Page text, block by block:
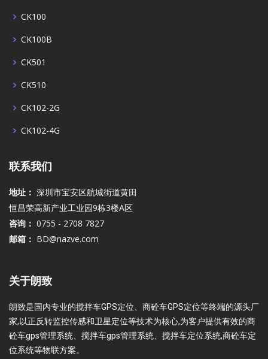
CK100
CK100B
CK501
CK510
CK102-2G
CK102-4G
联系我们
地址： 深圳市宝安区航城街道黄田
恒昌荣高新产业工业园9栋3楼A区
咨询： 0755 - 2708 7827
邮箱： BD@nazve.com
关于朗致
朗致是国内专业的搅拌车GPS定位、商砼车GPS定位等终端的源头厂
家,以正反转监控传感和卫星定位等技术为核心,为客户提供有效的商
砼车gps管理系统、搅拌车gps管理系统、搅拌车定位系统,商砼车定
位系统等物联方案。